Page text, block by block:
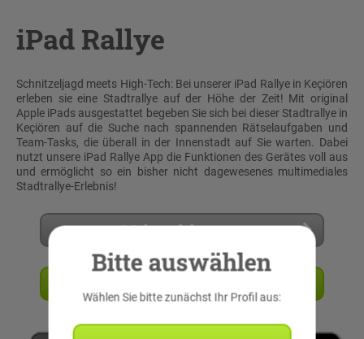
iPad Rallye
Schnitzeljagd meets High-Tech: Bei unserer iPad Rallye in Keçiören
erleben sie eine Stadtrallye auf der Höhe der Zeit! Mit original
Apple iPads ausgestattet begeben Sie sich bei dieser Stadtrallye in
Keçiören auf die Suche nach spannenden Rätselaufgaben und
Team-Tasks, die überall in der Innenstadt auf Sie warten. Dabei
nutzt unsere iPad Rallye App die Funktionen des Gerätes voll aus
und ermöglicht so ein bisher nicht dagewesenes multimediales
Stadtrallye-Erlebnis!
Mehr erfahren
Bitte auswählen
Wählen Sie bitte zunächst Ihr Profil aus: